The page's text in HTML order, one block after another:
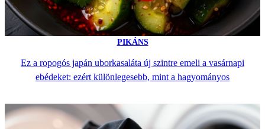
PIKÁNS
Ez a ropogós japán uborkasaláta új szintre emeli a vasárnapi
ebédeket: ezért különlegesebb, mint a hagyományos